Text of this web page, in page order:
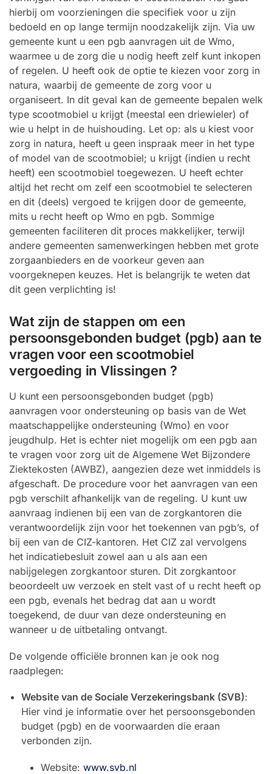
hierbij om voorzieningen die specifiek voor u zijn
bedoeld en op lange termijn noodzakelijk zijn. Via uw
gemeente kunt u een pgb aanvragen uit de Wmo,
waarmee u de zorg die u nodig heeft zelf kunt inkopen
of regelen. U heeft ook de optie te kiezen voor zorg in
natura, waarbij de gemeente de zorg voor u
organiseert. In dit geval kan de gemeente bepalen welk
type scootmobiel u krijgt (meestal een driewieler) of
wie u helpt in de huishouding. Let op: als u kiest voor
zorg in natura, heeft u geen inspraak meer in het type
of model van de scootmobiel; u krijgt (indien u recht
heeft) een scootmobiel toegewezen. U heeft echter
altijd het recht om zelf een scootmobiel te selecteren
en dit (deels) vergoed te krijgen door de gemeente,
mits u recht heeft op Wmo en pgb. Sommige
gemeenten faciliteren dit proces makkelijker, terwijl
andere gemeenten samenwerkingen hebben met grote
zorgaanbieders en de voorkeur geven aan
voorgeknepen keuzes. Het is belangrijk te weten dat
dit geen verplichting is!
Wat zijn de stappen om een
persoonsgebonden budget (pgb) aan te
vragen voor een scootmobiel
vergoeding in Vlissingen ?
U kunt een persoonsgebonden budget (pgb)
aanvragen voor ondersteuning op basis van de Wet
maatschappelijke ondersteuning (Wmo) en voor
jeugdhulp. Het is echter niet mogelijk om een pgb aan
te vragen voor zorg uit de Algemene Wet Bijzondere
Ziektekosten (AWBZ), aangezien deze wet inmiddels is
afgeschaft. De procedure voor het aanvragen van een
pgb verschilt afhankelijk van de regeling. U kunt uw
aanvraag indienen bij een van de zorgkantoren die
verantwoordelijk zijn voor het toekennen van pgb’s, of
bij een van de CIZ-kantoren. Het CIZ zal vervolgens
het indicatiebesluit zowel aan u als aan een
nabijgelegen zorgkantoor sturen. Dit zorgkantoor
beoordeelt uw verzoek en stelt vast of u recht heeft op
een pgb, evenals het bedrag dat aan u wordt
toegekend, de duur van deze ondersteuning en
wanneer u de uitbetaling ontvangt.
De volgende officiële bronnen kan je ook nog
raadplegen:
Website van de Sociale Verzekeringsbank (SVB):
Hier vind je informatie over het persoonsgebonden
budget (pgb) en de voorwaarden die eraan
verbonden zijn.
Website: www.svb.nl